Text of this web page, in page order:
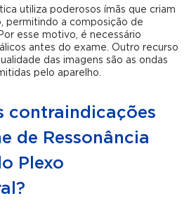
utiliza poderosos ímãs que criam
permitindo a composição de
esse motivo, é necessário
antes do exame. Outro recurso
das imagens são as ondas
pelo aparelho.
contraindicações
de Ressonância
Plexo